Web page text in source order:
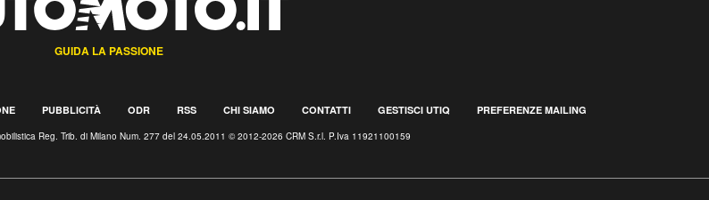
GUIDA LA PASSIONE
PUBBLICITÀ ODR RSS CHI SIAMO CONTATTI GESTISCI UTIQ PREFERENZE MAILING
Reg. Trib. di Milano Num. 277 del 24.05.2011 © 2012-2026 CRM S.r.l. P.Iva 11921100159